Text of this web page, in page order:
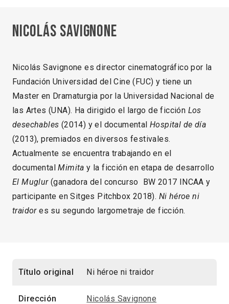
Nicolás Savignone
Nicolás Savignone es director cinematográfico por la
Fundación Universidad del Cine (FUC) y tiene un
Master en Dramaturgia por la Universidad Nacional de
las Artes (UNA). Ha dirigido el largo de ficción Los
desechables (2014) y el documentalHospital de día
(2013), premiados en diversos festivales.
Actualmente se encuentra trabajando en el
documentalMimita y la ficción en etapa de desarrollo
El Muglur(ganadora del concurso BW 2017 INCAA y
participante en Sitges Pitchbox 2018). Ni héroe ni
traidores su segundo largometraje de ficción.
Título original Ni héroe ni traidor
Dirección Nicolás Savignone